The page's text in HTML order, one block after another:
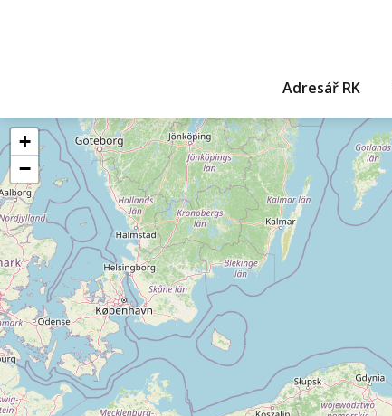
Adresář RK
+
−